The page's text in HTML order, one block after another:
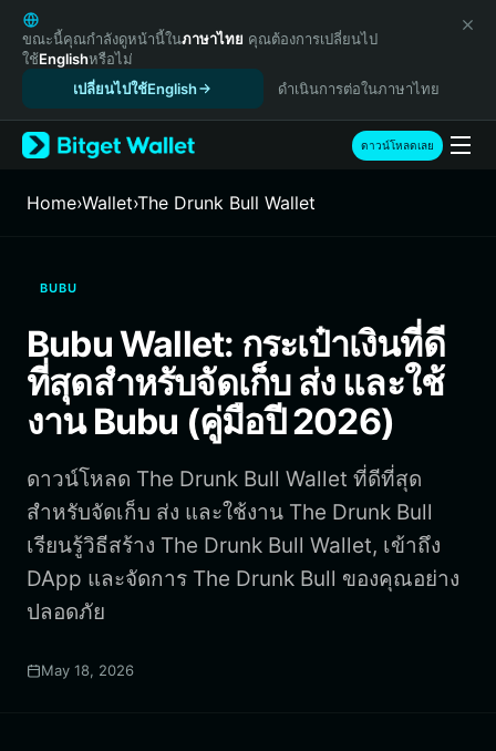
English
日本語
Tiếng Việt
Español (Latinoamérica)
Türkçe
Français
繁體中文
Bahasa Indonesia
ภาษาไทย
हिन्दी
Español
Português (Brasil)
Español (Argentina)
ขณะนี้คุณกำลังดูหน้านี้ในภาษาไทย คุณต้องการเปลี่ยนไป
ใช้Englishหรือไม่
เปลี่ยนไปใช้English
ดำเนินการต่อในภาษาไทย
ดาวน์โหลดเลย
Home›Wallet›The Drunk Bull Wallet
BUBU
Bubu Wallet: กระเป๋าเงินที่ดี
ที่สุดสำหรับจัดเก็บ ส่ง และใช้
งาน Bubu (คู่มือปี 2026)
ดาวน์โหลด The Drunk Bull Wallet ที่ดีที่สุด
สำหรับจัดเก็บ ส่ง และใช้งาน The Drunk Bull
เรียนรู้วิธีสร้าง The Drunk Bull Wallet, เข้าถึง
DApp และจัดการ The Drunk Bull ของคุณอย่าง
ปลอดภัย
May 18, 2026